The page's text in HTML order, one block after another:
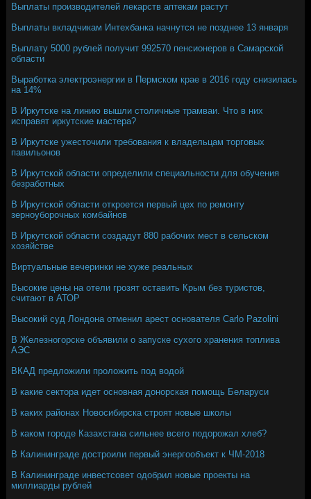
Выплаты производителей лекарств аптекам растут
Выплаты вкладчикам Интехбанка начнутся не позднее 13 января
Выплату 5000 рублей получит 992570 пенсионеров в Самарской
области
Выработка электроэнергии в Пермском крае в 2016 году снизилась
на 14%
В Иркутске на линию вышли столичные трамваи. Что в них
исправят иркутские мастера?
В Иркутске ужесточили требования к владельцам торговых
павильонов
В Иркутской области определили специальности для обучения
безработных
В Иркутской области откроется первый цех по ремонту
зерноуборочных комбайнов
В Иркутской области создадут 880 рабочих мест в сельском
хозяйстве
Виртуальные вечеринки не хуже реальных
Высокие цены на отели грозят оставить Крым без туристов,
считают в АТОР
Высокий суд Лондона отменил арест основателя Carlo Pazolini
В Железногорске объявили о запуске сухого хранения топлива
АЭС
ВКАД предложили проложить под водой
В какие сектора идет основная донорская помощь Беларуси
В каких районах Новосибирска строят новые школы
В каком городе Казахстана сильнее всего подорожал хлеб?
В Калининграде достроили первый энергообъект к ЧМ-2018
В Калининграде инвестсовет одобрил новые проекты на
миллиарды рублей